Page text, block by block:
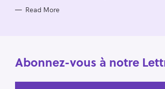
Read More
Abonnez-vous à notre